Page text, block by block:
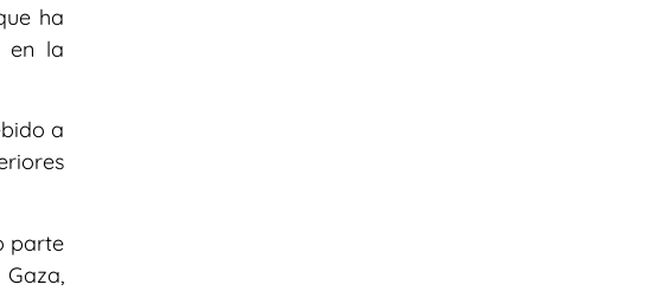
ha
en la
a
parte